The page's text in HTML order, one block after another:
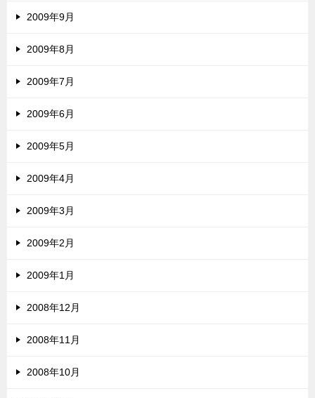
2009年9月
2009年8月
2009年7月
2009年6月
2009年5月
2009年4月
2009年3月
2009年2月
2009年1月
2008年12月
2008年11月
2008年10月